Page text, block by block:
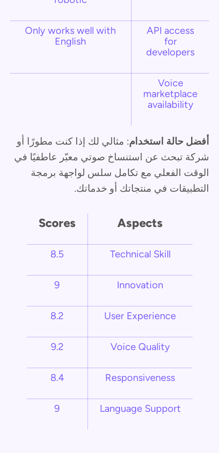
API access
for
developers
Only works well with
English
Voice
marketplace
availability
أفضل حالة استخدام: مثالي لك إذا كنت مطورًا أو
شركة تبحث عن استنساخ صوتي معبّر عاطفيًا في
الوقت الفعلي مع تكامل سلس لواجهة برمجة
التطبيقات في منتجاتك أو خدماتك.
Aspects
Scores
Technical Skill
8.5
Innovation
9
User Experience
8.2
Voice Quality
9.2
Responsiveness
8.4
Language Support
9